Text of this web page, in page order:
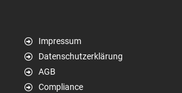
Impressum
Datenschutzerklärung
AGB
Compliance